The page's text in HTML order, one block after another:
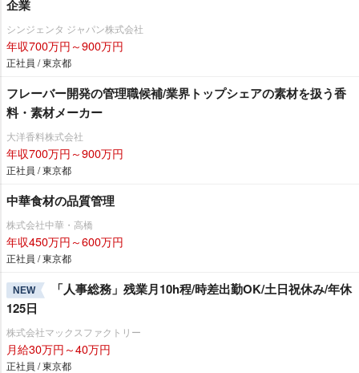
企業
シンジェンタ ジャパン株式会社
年収700万円～900万円
正社員 / 東京都
フレーバー開発の管理職候補/業界トップシェアの素材を扱う香
料・素材メーカー
大洋香料株式会社
年収700万円～900万円
正社員 / 東京都
中華食材の品質管理
株式会社中華・高橋
年収450万円～600万円
正社員 / 東京都
NEW
「人事総務」残業月10h程/時差出勤OK/土日祝休み/年休
125日
株式会社マックスファクトリー
月給30万円～40万円
正社員 / 東京都